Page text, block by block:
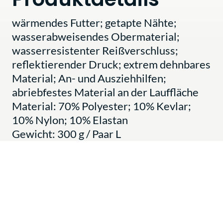
wärmendes Futter; getapte Nähte;
wasserabweisendes Obermaterial;
wasserresistenter Reißverschluss;
reflektierender Druck; extrem dehnbares
Material; An- und Ausziehhilfen;
abriebfestes Material an der Lauffläche
Material: 70% Polyester; 10% Kevlar;
10% Nylon; 10% Elastan
Gewicht: 300 g / Paar L